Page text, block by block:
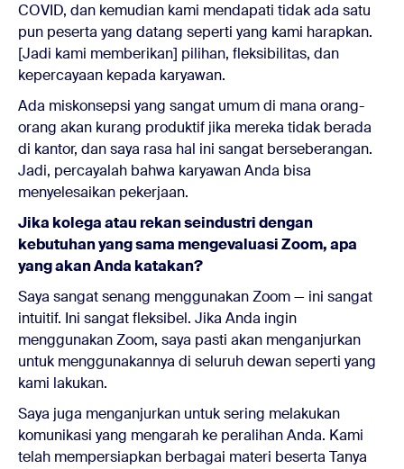
COVID, dan kemudian kami mendapati tidak ada satu
pun peserta yang datang seperti yang kami harapkan.
[Jadi kami memberikan] pilihan, fleksibilitas, dan
kepercayaan kepada karyawan.
Ada miskonsepsi yang sangat umum di mana orang-
orang akan kurang produktif jika mereka tidak berada
di kantor, dan saya rasa hal ini sangat berseberangan.
Jadi, percayalah bahwa karyawan Anda bisa
menyelesaikan pekerjaan.
Jika kolega atau rekan seindustri dengan
kebutuhan yang sama mengevaluasi Zoom, apa
yang akan Anda katakan?
Saya sangat senang menggunakan Zoom — ini sangat
intuitif. Ini sangat fleksibel. Jika Anda ingin
menggunakan Zoom, saya pasti akan menganjurkan
untuk menggunakannya di seluruh dewan seperti yang
kami lakukan.
Saya juga menganjurkan untuk sering melakukan
komunikasi yang mengarah ke peralihan Anda. Kami
telah mempersiapkan berbagai materi beserta Tanya